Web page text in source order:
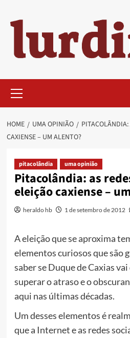
content
Menu
HOME UMA OPINIÃO
PITACOLÂNDIA:
CAXIENSE – UM ALENTO?
pitacolândia uma opinião
Pitacolândia: as
eleição caxiense –
heraldo hb 1 de setembro de 2012
A eleição que se aproxima
elementos curiosos que são
saber se Duque de Caxias
superar o atraso e o
aqui nas últimas décadas.
Um desses elementos é
que a Internet e as redes